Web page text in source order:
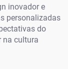
inovador e
personalizadas
do
na cultura